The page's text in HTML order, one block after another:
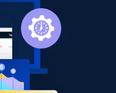
Comece agora
by